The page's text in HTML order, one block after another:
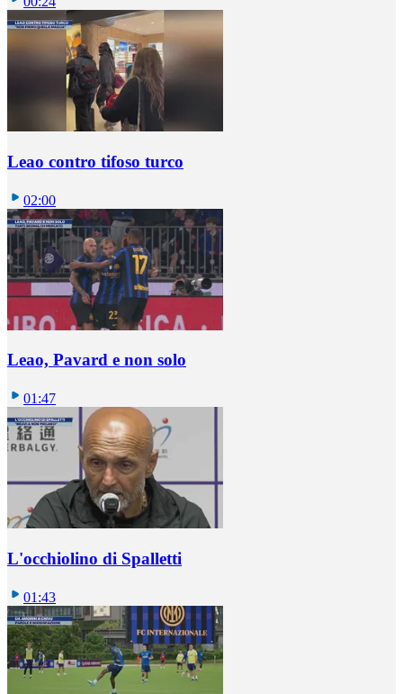
Leao contro tifoso turco
02:00
Leao, Pavard e non solo
01:47
L'occhiolino di Spalletti
01:43